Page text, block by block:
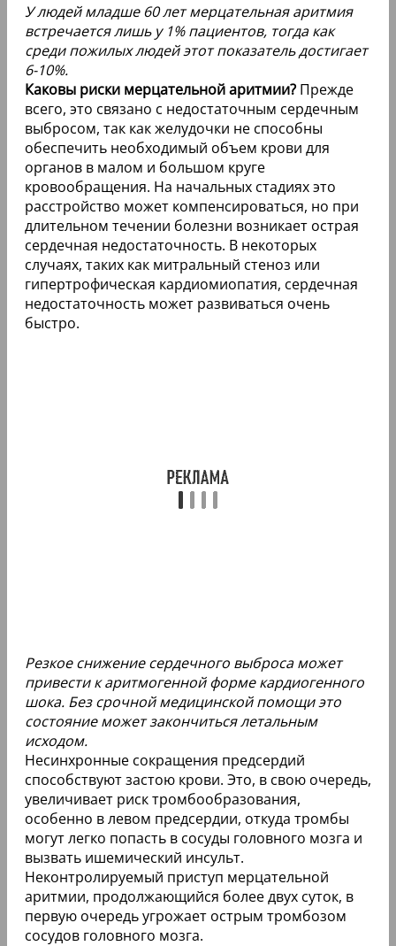
У людей младше 60 лет мерцательная аритмия
встречается лишь у 1% пациентов, тогда как
среди пожилых людей этот показатель достигает
6-10%.
Каковы риски мерцательной аритмии? Прежде
всего, это связано с недостаточным сердечным
выбросом, так как желудочки не способны
обеспечить необходимый объем крови для
органов в малом и большом круге
кровообращения. На начальных стадиях это
расстройство может компенсироваться, но при
длительном течении болезни возникает острая
сердечная недостаточность. В некоторых
случаях, таких как митральный стеноз или
гипертрофическая кардиомиопатия, сердечная
недостаточность может развиваться очень
быстро.
Резкое снижение сердечного выброса может
привести к аритмогенной форме кардиогенного
шока. Без срочной медицинской помощи это
состояние может закончиться летальным
исходом.
Несинхронные сокращения предсердий
способствуют застою крови. Это, в свою очередь,
увеличивает риск тромбообразования,
особенно в левом предсердии, откуда тромбы
могут легко попасть в сосуды головного мозга и
вызвать ишемический инсульт.
Неконтролируемый приступ мерцательной
аритмии, продолжающийся более двух суток, в
первую очередь угрожает острым тромбозом
сосудов головного мозга.